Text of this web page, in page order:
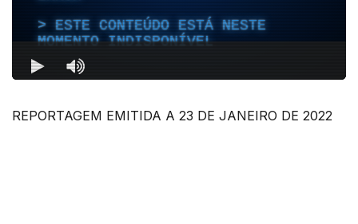
REPORTAGEM EMITIDA A 23 DE JANEIRO DE 2022